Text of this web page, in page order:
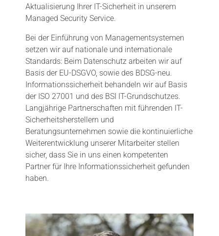
Aktualisierung Ihrer IT-Sicherheit in unserem
Managed Security Service.
Bei der Einführung von Managementsystemen
setzen wir auf nationale und internationale
Standards: Beim Datenschutz arbeiten wir auf
Basis der EU-DSGVO, sowie des BDSG-neu.
Informationssicherheit behandeln wir auf Basis
der ISO 27001 und des BSI IT-Grundschutzes.
Langjährige Partnerschaften mit führenden IT-
Sicherheitsherstellern und
Beratungsunternehmen sowie die kontinuierliche
Weiterentwicklung unserer Mitarbeiter stellen
sicher, dass Sie in uns einen kompetenten
Partner für Ihre Informationssicherheit gefunden
haben.